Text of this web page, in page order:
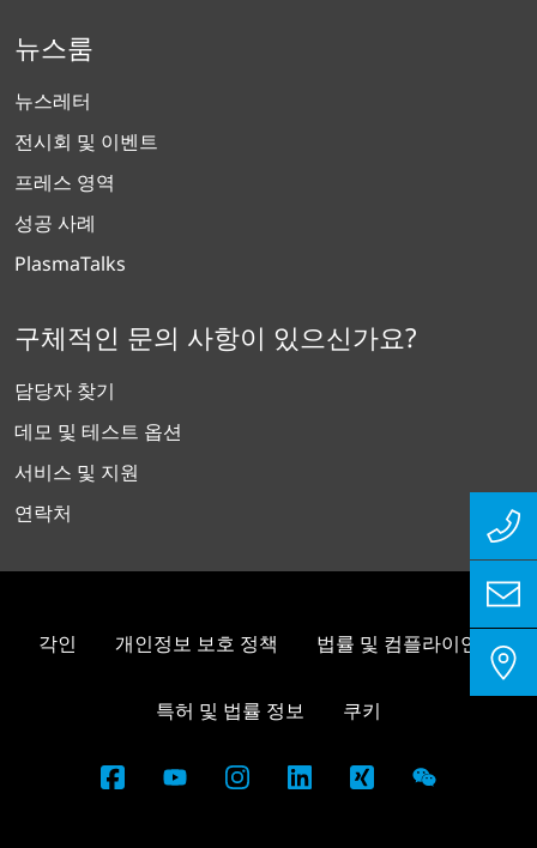
뉴스룸
뉴스레터
전시회 및 이벤트
프레스 영역
성공 사례
PlasmaTalks
구체적인 문의 사항이 있으신가요?
담당자 찾기
데모 및 테스트 옵션
서비스 및 지원
연락처
각인 개인정보 보호 정책 법률 및 컴플라이언스
특허 및 법률 정보 쿠키